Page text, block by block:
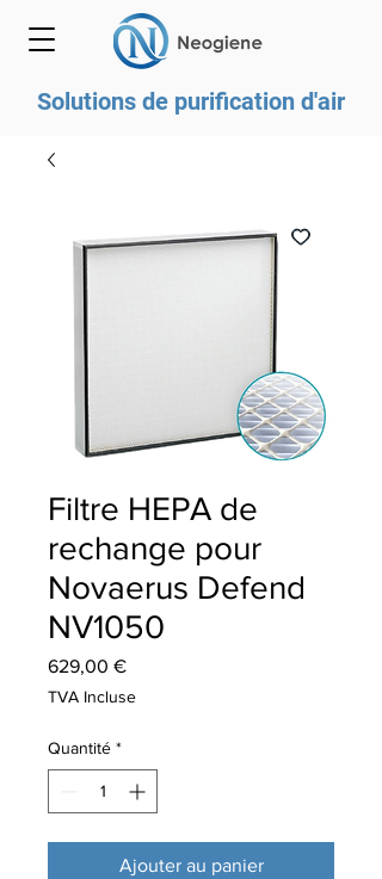
Solutions de purification d'air
Filtre HEPA de
rechange pour
Novaerus Defend
NV1050
629,00 €Prix
TVA Incluse
Quantité *
Ajouter au panier